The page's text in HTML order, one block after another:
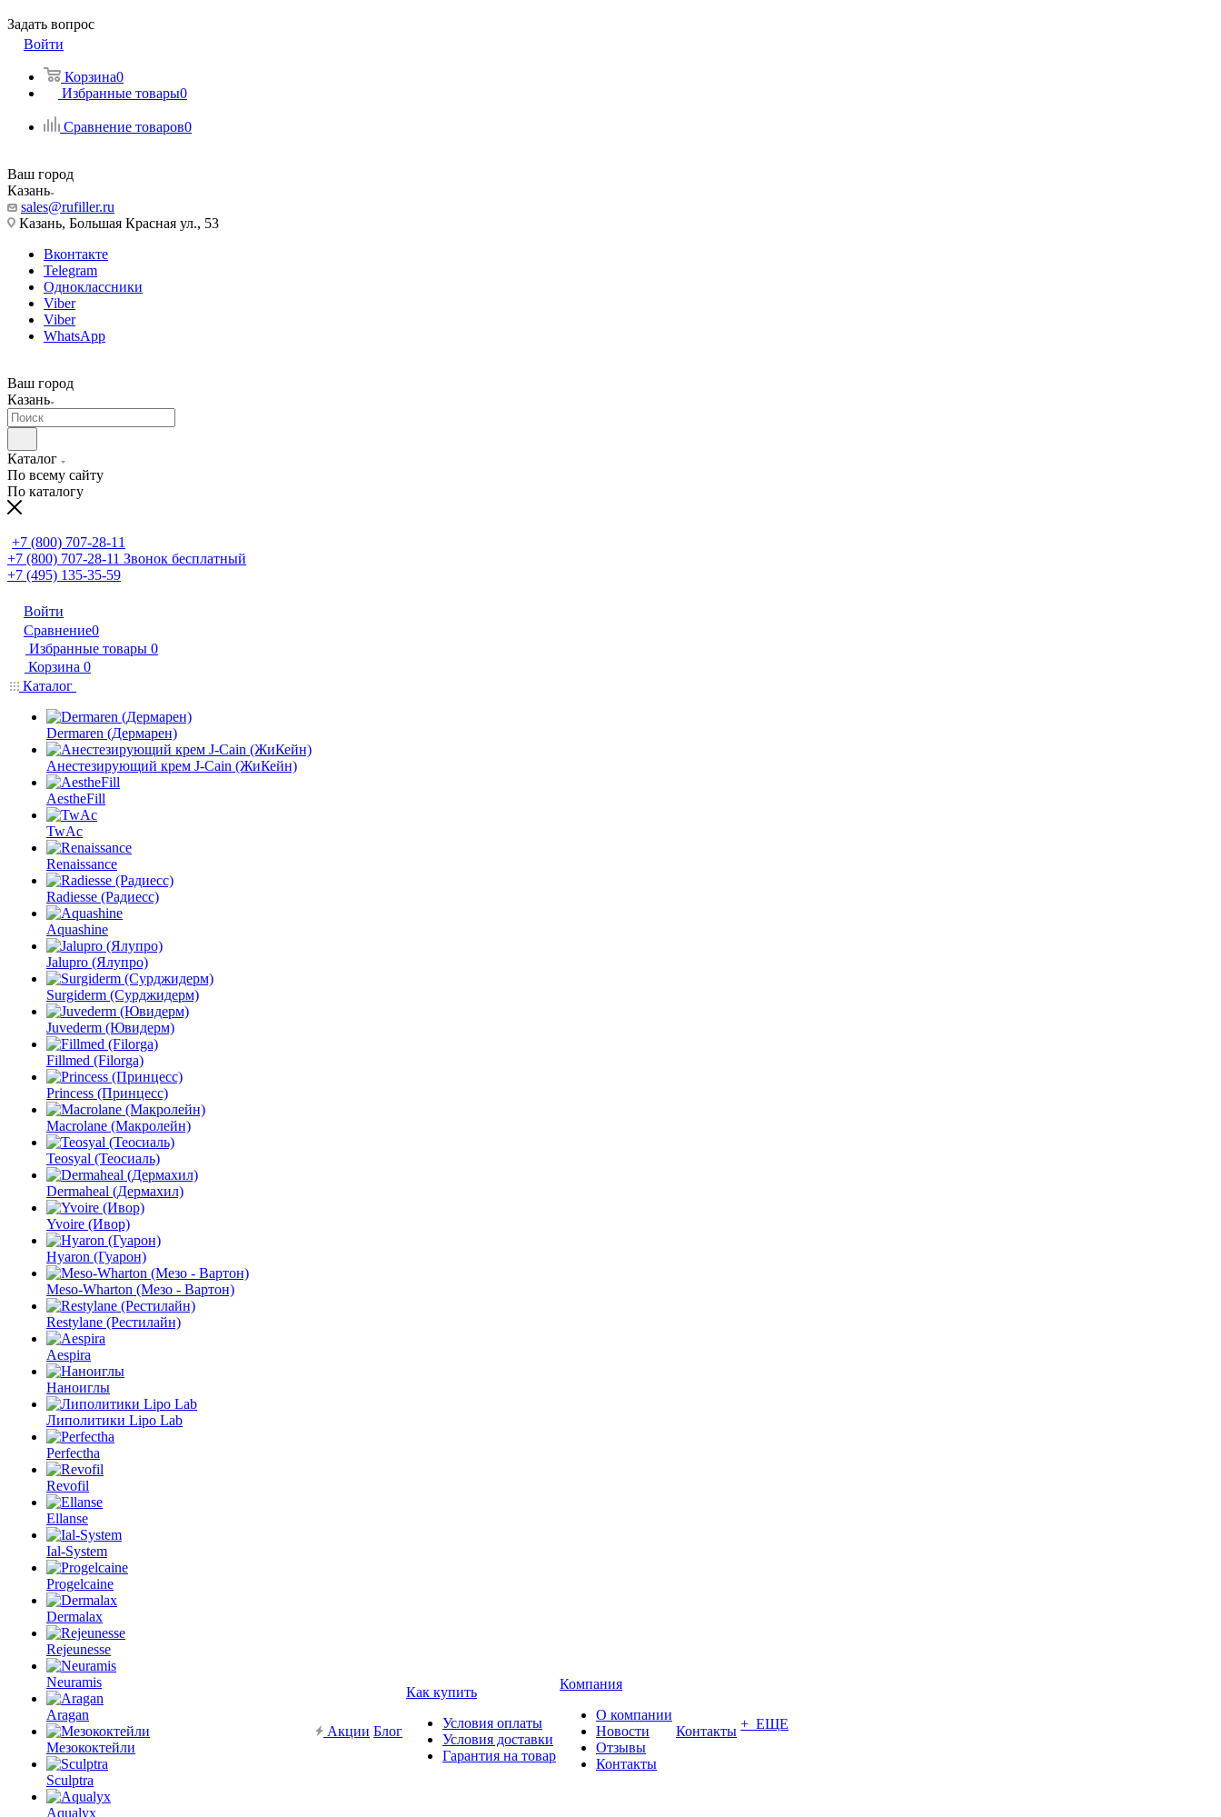
Задать вопрос
Войти
Корзина0
Избранные товары0
Сравнение товаров0
Ваш город
Казань
sales@rufiller.ru
Казань, Большая Красная ул., 53
Вконтакте
Telegram
Одноклассники
Viber
Viber
WhatsApp
Ваш город
Казань
Каталог
По всему сайту
По каталогу
+7 (800) 707-28-11
+7 (800) 707-28-11 Звонок бесплатный
+7 (495) 135-35-59
Войти
Сравнение0
Избранные товары 0
Корзина 0
Каталог
Dermaren (Дермарен)
Анестезирующий крем J-Cain (ЖиКейн)
AestheFill
TwAc
Renaissance
Radiesse (Радиесс)
Aquashine
Jalupro (Ялупро)
Surgiderm (Сурджидерм)
Juvederm (Ювидерм)
Fillmed (Filorga)
Princess (Принцесс)
Macrolane (Макролейн)
Teosyal (Теосиаль)
Dermaheal (Дермахил)
Yvoire (Ивор)
Hyaron (Гуарон)
Meso-Wharton (Мезо - Вартон)
Restylane (Рестилайн)
Aespira
Наноиглы
Липолитики Lipo Lab
Perfectha
Revofil
Ellanse
Ial-System
Progelcaine
Dermalax
Rejeunesse
Neuramis
Aragan
Мезококтейли
Sculptra
Aqualyx
Акции Блог
Как купить
Условия оплаты
Условия доставки
Гарантия на товар
Компания
О компании
Новости
Отзывы
Контакты
Контакты + ЕЩЕ